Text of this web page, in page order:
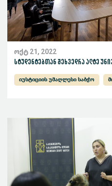
ოქტ 21, 2022
სტუდენტებთან შეხვედრა ალტე
იუსტიციის უმაღლესი საბჭო